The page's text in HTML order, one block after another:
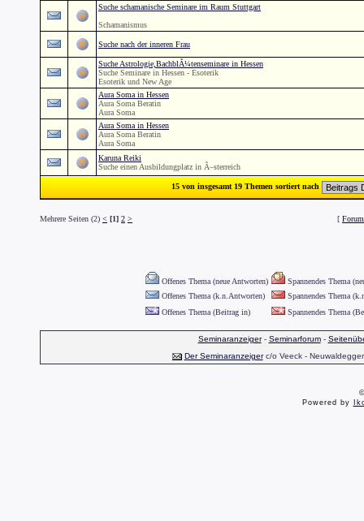
Suche schamanische Seminare im Raum Stuttgart
Schamanismus
Suche nach der inneren Frau
Suche Astrologie,BachblÃ¼tenseminare in Hessen
Suche Seminare in Hessen - Esoterik
Esoterik und New Age
Aura Soma in Hessen
Aura Soma Beratin
Aura Soma
Aura Soma in Hessen
Aura Soma Beratin
Aura Soma
Karuna Reiki
Suche einen Ausbildungplatz in Ã–sterreich
15 von insgesamt 19 Themen sortiert nach
Mehrere Seiten (2) < [1] 2 > [
Offenes Thema (neue Antworten)
Spannendes Thema
Offenes Thema (k.n.Antworten)
Spannendes Thema
Offenes Thema (Beitrag in)
Spannendes Thema
Seminaranzeiger- Seminarforum-
Der Seminaranzeigerc/o Veeck -
Powered by